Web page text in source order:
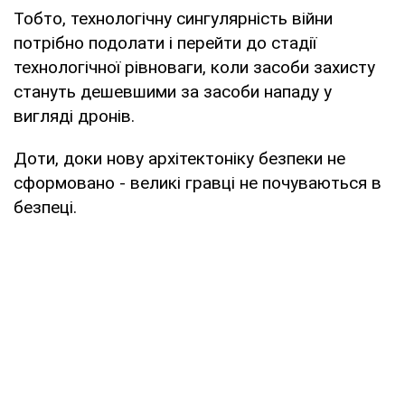
Тобто, технологічну сингулярність війни
потрібно подолати і перейти до стадії
технологічної рівноваги, коли засоби захисту
стануть дешевшими за засоби нападу у
вигляді дронів.
Доти, доки нову архітектоніку безпеки не
сформовано - великі гравці не почуваються в
безпеці.